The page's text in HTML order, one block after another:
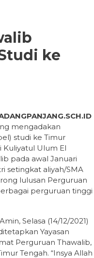
ke
mengadakan
studi ke Timur
Kuliyatul Ulum El
pada awal Januari
setingkat aliyah/SMA
lulusan Perguruan
perguruan tinggi
Selasa (14/12/2021)
Yayasan
Perguruan Thawalib,
Tengah. “Insya Allah